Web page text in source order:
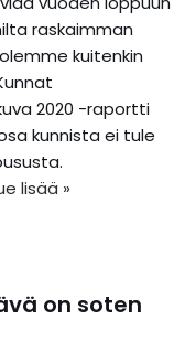
raskaimman
kuitenkin
2020 -raportti
kunnista ei tule
lisää »
on soten